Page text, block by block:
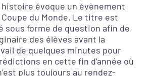
évoque un évènement
du Monde. Le titre est
sous forme de question afin de
des élèves avant la
de quelques minutes pour
en cette fin d’année où
plus toujours au rendez-